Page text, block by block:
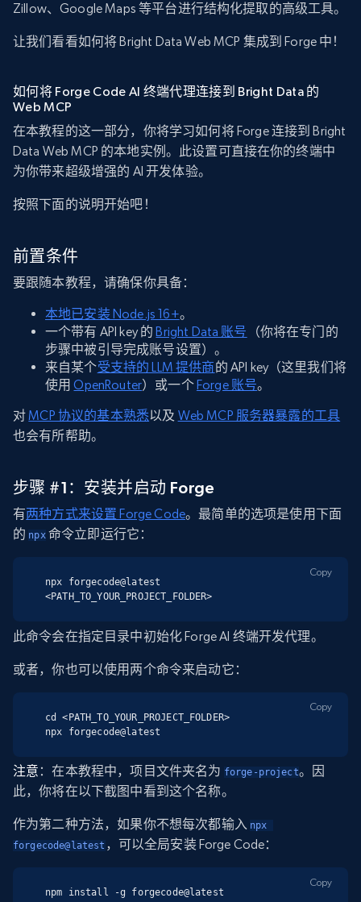
Zillow、Google Maps 等平台进行结构化提取的高级工具。
让我们看看如何将 Bright Data Web MCP 集成到 Forge 中！
如何将 Forge Code AI 终端代理连接到 Bright Data 的
Web MCP
在本教程的这一部分，你将学习如何将 Forge 连接到 Bright
Data Web MCP 的本地实例。此设置可直接在你的终端中
为你带来超级增强的 AI 开发体验。
按照下面的说明开始吧！
前置条件
要跟随本教程，请确保你具备：
本地已安装 Node.js 16+。
一个带有 API key 的 Bright Data 账号 （你将在专门的
步骤中被引导完成账号设置）。
来自某个受支持的 LLM 提供商的 API key（这里我们将
使用OpenRouter）或一个 Forge 账号。
对MCP 协议的基本熟悉以及 Web MCP 服务器暴露的工具
也会有所帮助。
步骤 #1：安装并启动 Forge
有两种方式来设置 Forge Code。最简单的选项是使用下面
的 npx命令立即运行它：
npx forgecode@latest
<PATH_TO_YOUR_PROJECT_FOLDER>
Copy
此命令会在指定目录中初始化 Forge AI 终端开发代理。
或者，你也可以使用两个命令来启动它：
cd <PATH_TO_YOUR_PROJECT_FOLDER>
npx forgecode@latest
Copy
注意 ：在本教程中，项目文件夹名为 forge-project。因
此，你将在以下截图中看到这个名称。
作为第二种方法，如果你不想每次都输入 npx
forgecode@latest ，可以全局安装 Forge Code：
npm install -g forgecode@latest
Copy